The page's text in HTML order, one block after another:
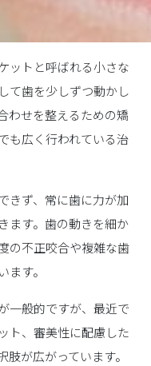
ットと呼ばれる小さな
て歯を少しずつ動かし
わせを整えるための矯
も広く行われている治
きず、常に歯に力が加
ます。歯の動きを細か
の不正咬合や複雑な歯
す。
一般的ですが、最近で
ト、審美性に配慮した
が広がっています。